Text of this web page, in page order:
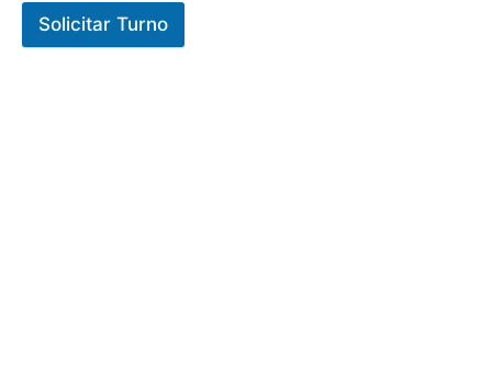
Solicitar Turno